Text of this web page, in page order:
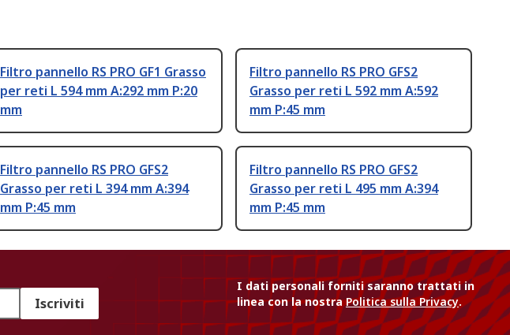
Filtro pannello RS PRO GF1 Grasso
per reti L 594 mm A:292 mm P:20
mm
Filtro pannello RS PRO GFS2
Grasso per reti L 592 mm A:592
mm P:45 mm
Filtro pannello RS PRO GFS2
Grasso per reti L 394 mm A:394
mm P:45 mm
Filtro pannello RS PRO GFS2
Grasso per reti L 495 mm A:394
mm P:45 mm
Iscriviti
I dati personali forniti saranno trattati in
linea con la nostraPolitica sulla Privacy.